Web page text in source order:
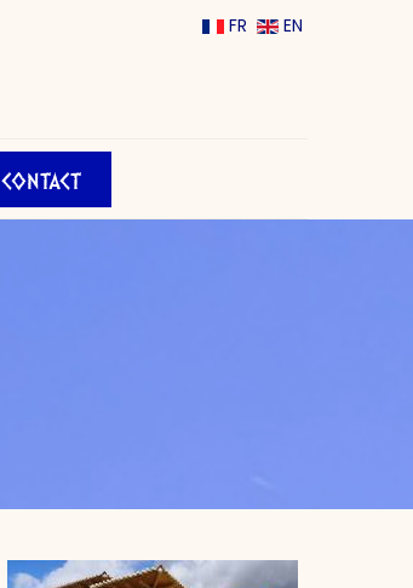
FR EN
CONTACT